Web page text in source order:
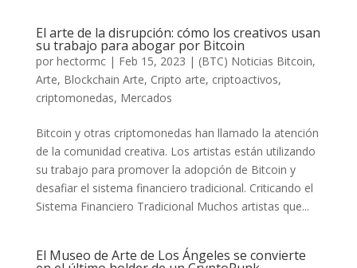
El arte de la disrupción: cómo los creativos usan
su trabajo para abogar por Bitcoin
por hectormc| Feb 15, 2023 | (BTC) Noticias Bitcoin,
Arte, Blockchain Arte, Cripto arte, criptoactivos,
criptomonedas, Mercados
Bitcoin y otras criptomonedas han llamado la atención
de la comunidad creativa. Los artistas están utilizando
su trabajo para promover la adopción de Bitcoin y
desafiar el sistema financiero tradicional. Criticando el
Sistema Financiero Tradicional Muchos artistas que...
El Museo de Arte de Los Ángeles se convierte